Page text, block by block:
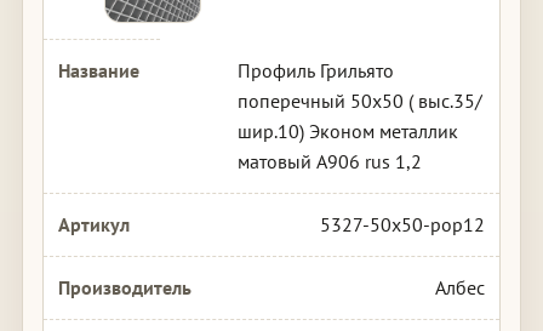
Профиль Грильято
поперечный 50х50 ( выс.35/
шир.10) Эконом металлик
матовый А906 rus 1,2
5327-50x50-pop12
Албес